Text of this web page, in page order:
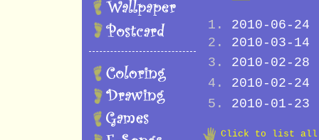
2010-06-24
2010-03-14
2010-02-28
2010-02-24
2010-01-23
Click to list